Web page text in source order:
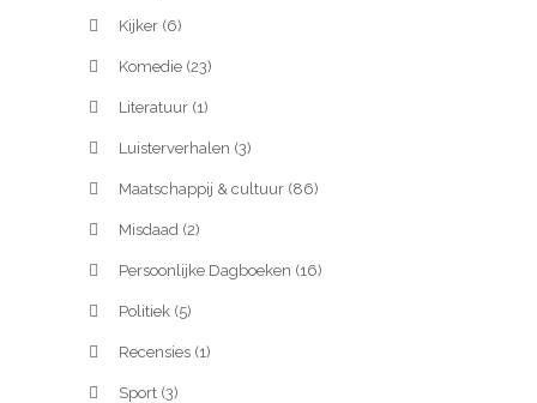
Kijker (6)
Komedie (23)
Literatuur (1)
Luisterverhalen (3)
Maatschappij & cultuur (86)
Misdaad (2)
Persoonlijke Dagboeken (16)
Politiek (5)
Recensies (1)
Sport (3)